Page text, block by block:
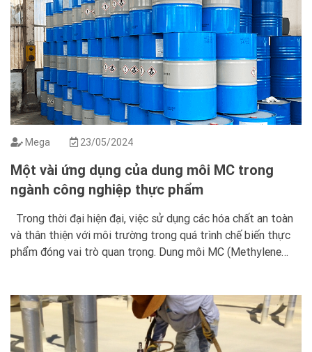
Mega 23/05/2024
Một vài ứng dụng của dung môi MC trong
ngành công nghiệp thực phẩm
Trong thời đại hiện đại, việc sử dụng các hóa chất an toàn
và thân thiện với môi trường trong quá trình chế biến thực
phẩm đóng vai trò quan trọng. Dung môi MC (Methylene